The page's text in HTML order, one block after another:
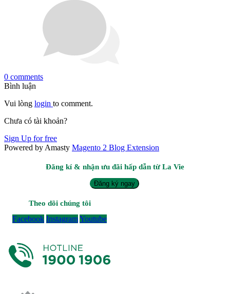
0 comments
Bình luận
Vui lòng login to comment.
Chưa có tài khoản?
Sign Up for free
Powered by Amasty Magento 2 Blog Extension
Đăng kí & nhận ưu đãi hấp dẫn từ La Vie
Đăng ký ngay
Theo dõi chúng tôi
Facebook InstagramYoutube